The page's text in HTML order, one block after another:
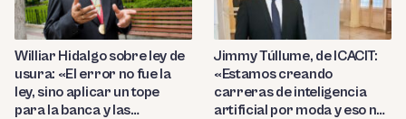
Williar Hidalgo sobre ley de
usura: «El error no fue la
ley, sino aplicar un tope
para la banca y las
Jimmy Túllume, de ICACIT:
«Estamos creando
carreras de inteligencia
artificial por moda y eso no